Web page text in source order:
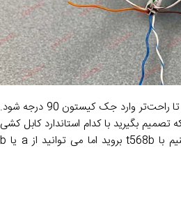
جفت‌های پیچ خورده را باز کنید تا راحت‌تر وارد جک کیستون 90 درجه شود.
بگیرید با کدام استاندارد کابل کشی
می خواهید بروید. توصیه می کنیم با t568b بروید اما می توانید از a یا b